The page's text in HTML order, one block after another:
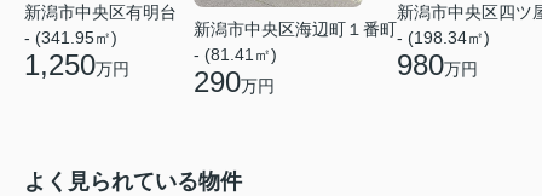
新潟市中央区有明台
- (341.95㎡)
1,250万円
新潟市中央区海辺町１番町
- (81.41㎡)
290万円
新潟市中央区四ツ
- (198.34㎡)
980万円
よく見られている物件